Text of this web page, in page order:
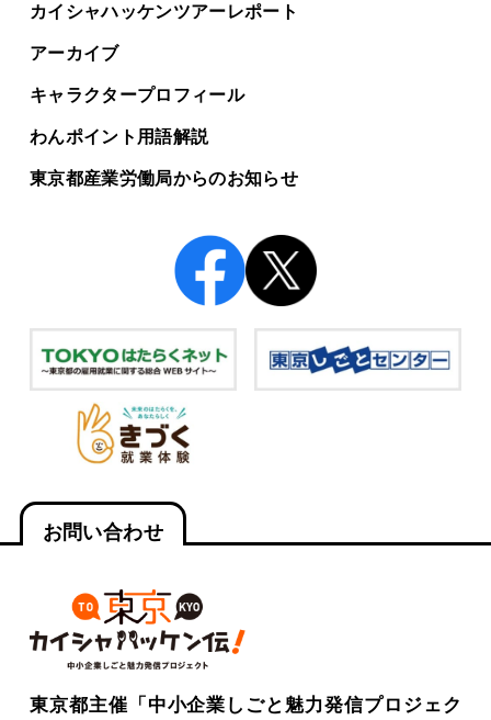
カイシャハッケンツアーレポート
アーカイブ
キャラクタープロフィール
わんポイント用語解説
東京都産業労働局からのお知らせ
お問い合わせ
東京都主催「中小企業しごと魅力発信プロジェク